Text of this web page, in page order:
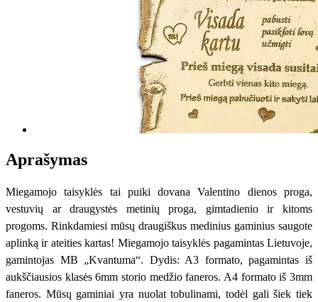
Aprašymas
Miegamojo taisyklės tai puiki dovana Valentino dienos proga,
vestuvių ar draugystės metinių proga, gimtadienio ir kitoms
progoms. Rinkdamiesi mūsų draugiškus medinius gaminius saugote
aplinką ir ateities kartas! Miegamojo taisyklės pagamintas Lietuvoje,
gamintojas MB „Kvantuma“. Dydis: A3 formato, pagamintas iš
aukščiausios klasės 6mm storio medžio faneros. A4 formato iš 3mm
faneros. Mūsų gaminiai yra nuolat tobulinami, todėl gali šiek tiek